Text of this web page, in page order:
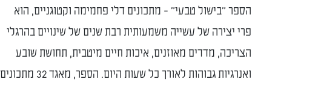
הספר "בישול טבעי" - מתכונים דלי פחמימה וקטוגניים, הוא
פרי יצירה של עשייה משמעותית רבת שנים של שינויים בהרגלי
הצריכה, מדדים מאוזנים, איכות חיים מיטבית, תחושת שובע
ואנרגיות גבוהות לאורך כל שעות היום. הספר, מאגד 32 מתכונים